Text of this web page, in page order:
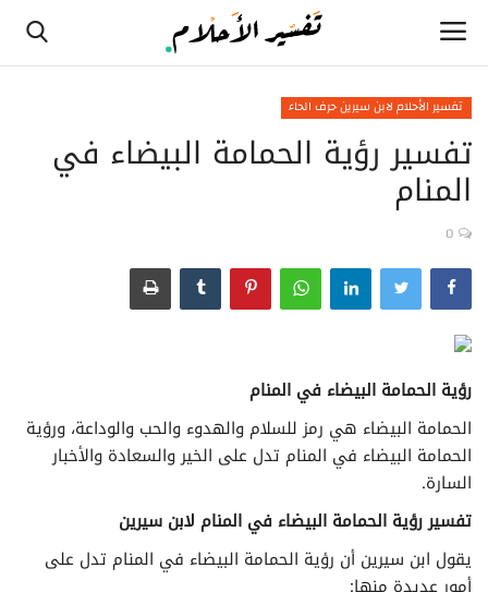
الصفحة الرئيسية
تفسير الأحلام لابن سيرين حرف الألف
تفسير الأحلام لابن سيرين حرف الثاء
تفسير الأحلام لابن سيرين حرف الجيم
تفسير الأحلام لابن سيرين حرف الخاء
تفسير الأحلام لابن سيرين حرف الدال
تفسير الأحلام لابن سيرين حرف الذال
تفسير الأحلام لابن سيرين حرف الحاء
تفسير رؤية الحمامة البيضاء في
المنام
0
رؤية الحمامة البيضاء في المنام
الحمامة البيضاء هي رمز للسلام والهدوء والحب والوداعة، ورؤية
الحمامة البيضاء في المنام تدل على الخير والسعادة والأخبار
السارة.
تفسير رؤية الحمامة البيضاء في المنام لابن سيرين
يقول ابن سيرين أن رؤية الحمامة البيضاء في المنام تدل على